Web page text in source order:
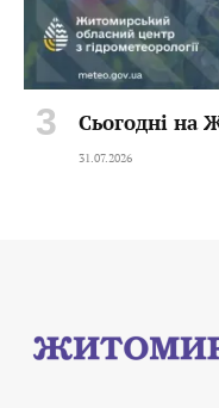
Сьогодні на
31.07.2026